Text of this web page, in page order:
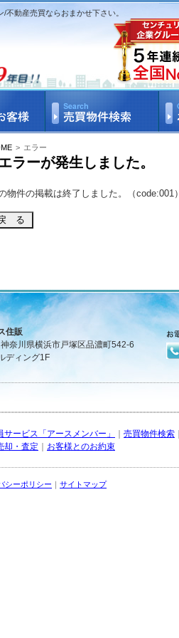
動産売買ならおまかせ下さい。
> エラー
ラーが発生しました。
物件の掲載は終了しました。（code:001）
住販
奈川県横浜市戸塚区品濃町542-6
ディング1F
サービス「アースメンバー」 売買物件検索
却・査定 お客様とのお約束
シーポリシー ｜ サイトマップ